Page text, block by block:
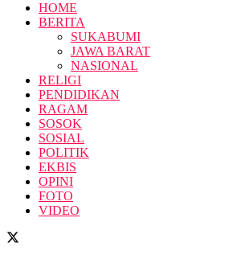
HOME
BERITA
SUKABUMI
JAWA BARAT
NASIONAL
RELIGI
PENDIDIKAN
RAGAM
SOSOK
SOSIAL
POLITIK
EKBIS
OPINI
FOTO
VIDEO